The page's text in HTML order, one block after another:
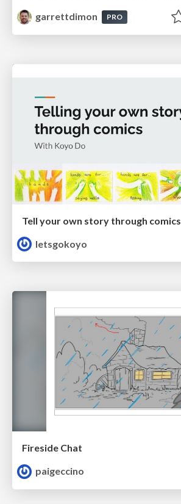
garrettdimon
PRO
Tell your own story through comics
letsgokoyo
Fireside Chat
paigeccino